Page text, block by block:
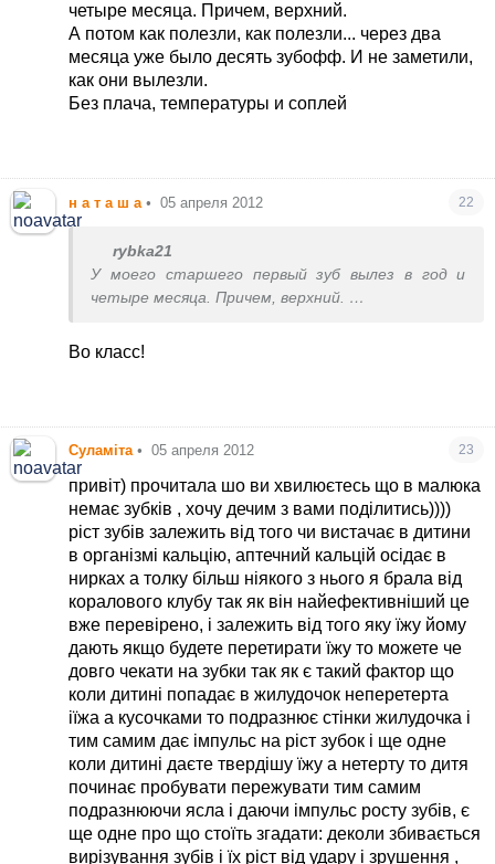
четыре месяца. Причем, верхний.
А потом как полезли, как полезли... через два
месяца уже было десять зубофф. И не заметили,
как они вылезли.
Без плача, температуры и соплей
н а т а ш а • 05 апреля 2012 22
rybka21
У моего старшего первый зуб вылез в год и
четыре месяца. Причем, верхний.
месяца уже было десять зубофф. И не
Во класс!
Суламіта • 05 апреля 2012 23
привіт) прочитала шо ви хвилюєтесь що в малюка
немає зубків , хочу дечим з вами поділитись))))
ріст зубів залежить від того чи вистачає в дитини
в організмі кальцію, аптечний кальцій осідає в
нирках а толку більш ніякого з нього я брала від
коралового клубу так як він найефективніший це
вже перевірено, і залежить від того яку їжу йому
дають якщо будете перетирати їжу то можете че
довго чекати на зубки так як є такий фактор що
коли дитині попадає в жилудочок неперетерта
іїжа а кусочками то подразнює стінки жилудочка і
тим самим дає імпульс на ріст зубок і ще одне
коли дитині даєте твердішу їжу а нетерту то дитя
починає пробувати пережувати тим самим
подразнюючи ясла і даючи імпульс росту зубів, є
ще одне про що стоїть згадати: деколи збивається
вирізування зубів і їх ріст від удару і зрушення ,